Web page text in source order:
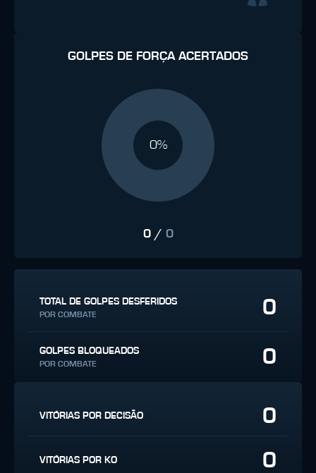
GOLPES DE FORÇA ACERTADOS
0%
0/ 0
TOTAL DE GOLPES DESFERIDOS
POR COMBATE 0
GOLPES BLOQUEADOS
POR COMBATE 0
VITÓRIAS POR DECISÃO 0
VITÓRIAS POR KO 0